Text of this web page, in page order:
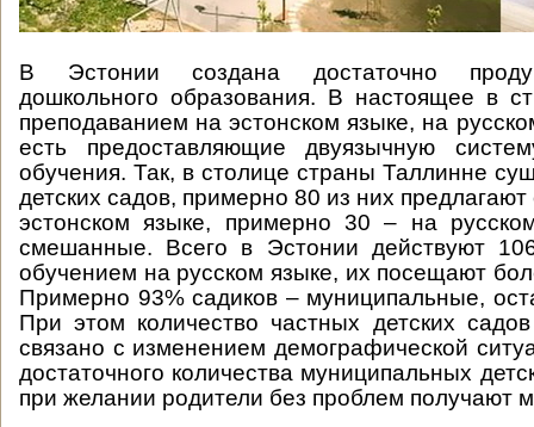
В Эстонии создана достаточно
дошкольного образования. В настоящее в
преподаванием на эстонском языке, на
есть предоставляющие двуязычную
обучения. Так, в столице страны Таллинне
детских садов, примерно 80 из них
эстонском языке, примерно 30 – на
смешанные. Всего в Эстонии действуют
обучением на русском языке, их посещают
Примерно 93% садиков – муниципальные,
При этом количество частных детских
связано с изменением демографической
достаточного количества муниципальных
при желании родители без проблем получают